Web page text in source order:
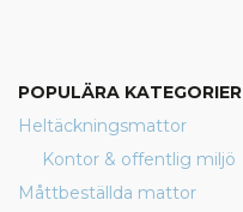
POPULÄRA KATEGORIER
Heltäckningsmattor
Kontor & offentlig miljö
Måttbeställda mattor